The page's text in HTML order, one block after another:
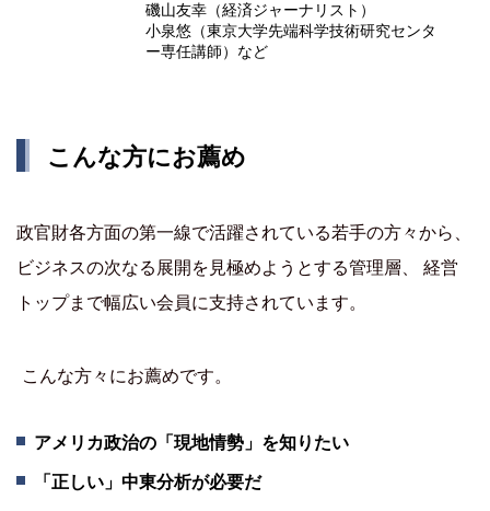
磯山友幸（経済ジャーナリスト）
小泉悠（東京大学先端科学技術研究センタ
ー専任講師）など
こんな方にお薦め
政官財各方面の第一線で活躍されている若手の方々から、
ビジネスの次なる展開を見極めようとする管理層、 経営
トップまで幅広い会員に支持されています。
こんな方々にお薦めです。
アメリカ政治の「現地情勢」を知りたい
「正しい」中東分析が必要だ